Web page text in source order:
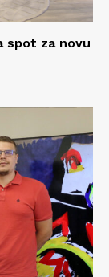
spot za novu